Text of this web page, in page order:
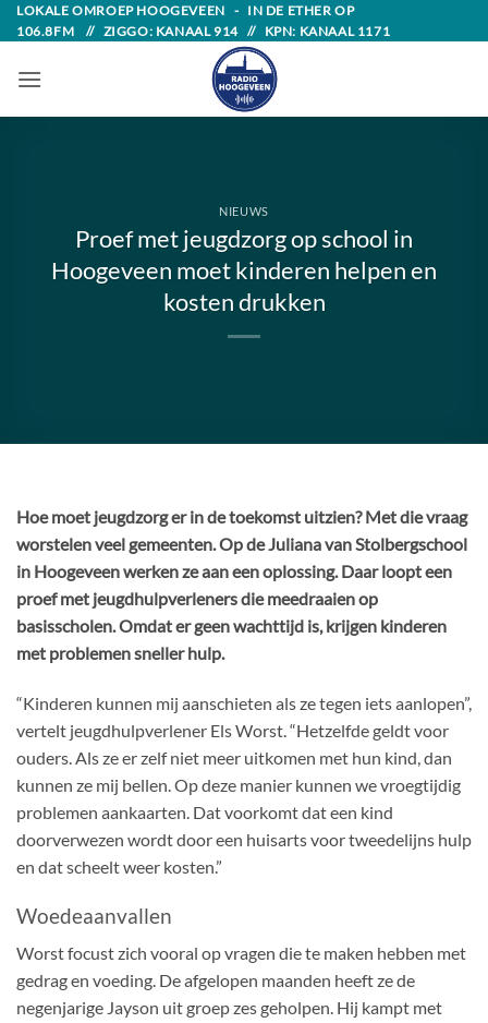
Skip
to
content
LOKALE OMROEP HOOGEVEEN - IN DE ETHER OP
106.8FM // ZIGGO: KANAAL 914 // KPN: KANAAL 1171
NIEUWS
Proef met jeugdzorg op school in
Hoogeveen moet kinderen helpen en
kosten drukken
Hoe moet jeugdzorg er in de toekomst uitzien? Met die vraag
worstelen veel gemeenten. Op de Juliana van Stolbergschool
in Hoogeveen werken ze aan een oplossing. Daar loopt een
proef met jeugdhulpverleners die meedraaien op
basisscholen. Omdat er geen wachttijd is, krijgen kinderen
met problemen sneller hulp.
“Kinderen kunnen mij aanschieten als ze tegen iets aanlopen”,
vertelt jeugdhulpverlener Els Worst. “Hetzelfde geldt voor
ouders. Als ze er zelf niet meer uitkomen met hun kind, dan
kunnen ze mij bellen. Op deze manier kunnen we vroegtijdig
problemen aankaarten. Dat voorkomt dat een kind
doorverwezen wordt door een huisarts voor tweedelijns hulp
en dat scheelt weer kosten.”
Woedeaanvallen
Worst focust zich vooral op vragen die te maken hebben met
gedrag en voeding. De afgelopen maanden heeft ze de
negenjarige Jayson uit groep zes geholpen. Hij kampt met